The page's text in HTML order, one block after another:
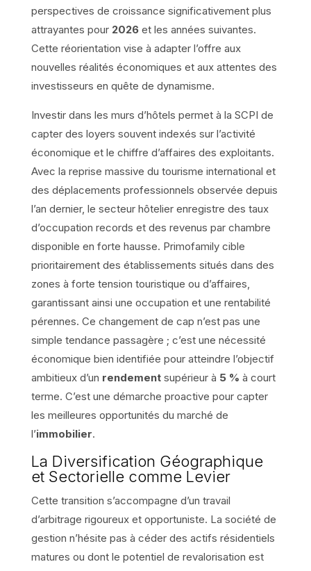
perspectives de croissance significativement plus
attrayantes pour 2026et les années suivantes.
Cette réorientation vise à adapter l’offre aux
nouvelles réalités économiques et aux attentes des
investisseurs en quête de dynamisme.
Investir dans les murs d’hôtels permet à la SCPI de
capter des loyers souvent indexés sur l’activité
économique et le chiffre d’affaires des exploitants.
Avec la reprise massive du tourisme international et
des déplacements professionnels observée depuis
l’an dernier, le secteur hôtelier enregistre des taux
d’occupation records et des revenus par chambre
disponible en forte hausse. Primofamily cible
prioritairement des établissements situés dans des
zones à forte tension touristique ou d’affaires,
garantissant ainsi une occupation et une rentabilité
pérennes. Ce changement de cap n’est pas une
simple tendance passagère ; c’est une nécessité
économique bien identifiée pour atteindre l’objectif
ambitieux d’un rendementsupérieur à 5 % à court
terme. C’est une démarche proactive pour capter
les meilleures opportunités du marché de
l’immobilier.
La Diversification Géographique
et Sectorielle comme Levier
Cette transition s’accompagne d’un travail
d’arbitrage rigoureux et opportuniste. La société de
gestion n’hésite pas à céder des actifs résidentiels
matures ou dont le potentiel de revalorisation est